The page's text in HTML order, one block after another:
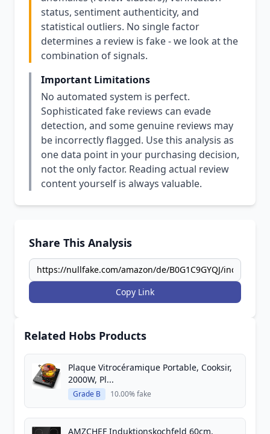
status, sentiment authenticity, and
statistical outliers. No single factor
determines a review is fake - we look at the
combination of signals.
Important Limitations
No automated system is perfect.
Sophisticated fake reviews can evade
detection, and some genuine reviews may
be incorrectly flagged. Use this analysis as
one data point in your purchasing decision,
not the only factor. Reading actual review
content yourself is always valuable.
Share This Analysis
Copy Link
Related Hobs Products
Plaque Vitrocéramique Portable, Cooksir,
2000W, Pl...
Grade B 10.00% fake
AMZCHEF Induktionskochfeld 60cm,